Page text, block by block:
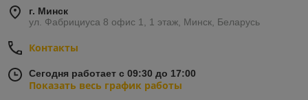
г. Минск
ул. Фабрициуса 8 офис 1, 1 этаж, Минск, Беларусь
Контакты
Сегодня работает с 09:30 до 17:00
Показать весь график работы